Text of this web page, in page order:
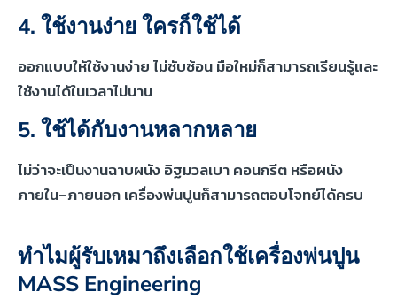
4. ใช้งานง่าย ใครก็ใช้ได้
ออกแบบให้ใช้งานง่าย ไม่ซับซ้อน มือใหม่ก็สามารถเรียนรู้และ
ใช้งานได้ในเวลาไม่นาน
5. ใช้ได้กับงานหลากหลาย
ไม่ว่าจะเป็นงานฉาบผนัง อิฐมวลเบา คอนกรีต หรือผนัง
ภายใน–ภายนอก เครื่องพ่นปูนก็สามารถตอบโจทย์ได้ครบ
ทำไมผู้รับเหมาถึงเลือกใช้เครื่องพ่นปูน
MASS Engineering